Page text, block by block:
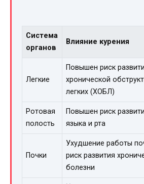
Система
органов
Влияние курения
Легкие
Повышен риск
хронической
легких (ХОБЛ)
Ротовая
полость
Повышен риск
языка и рта
Почки
Ухудшение работы
риск развития
болезни